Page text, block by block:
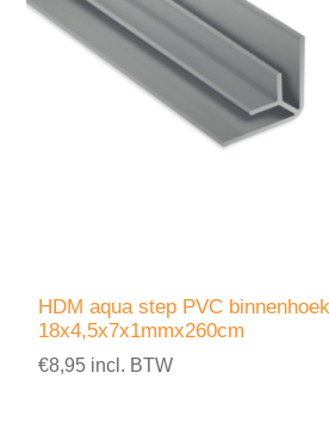
HDM aqua step PVC
18x4,5x7x1mmx260cm
€8,95 incl. BTW